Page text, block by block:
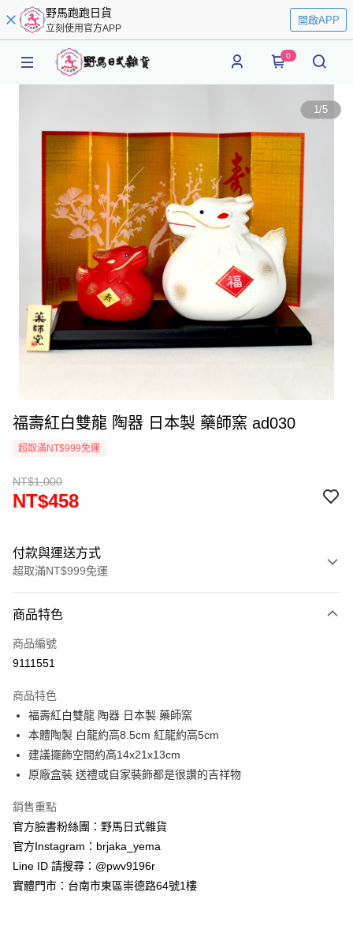
野馬跑跑日貨
立刻使用官方APP
開啟APP
0
1/5
福壽紅白雙龍 陶器 日本製 藥師窯 ad030
超取滿NT$999免運
NT$1,000
NT$458
付款與運送方式
超取滿NT$999免運
信用卡一次付款
信用卡分期付款
合作金庫商業銀行
華南商業銀行
彰化商業銀行
上海商業儲蓄銀行
台北富邦商業銀行
國泰世華商業銀行
臺灣中小企業銀行
台中商業銀行
聯邦商業銀行
元大商業銀行
台新國際商業銀行
台灣樂天信用卡公司
超商取貨付款
LINE Pay
Apple Pay
悠遊付
Google Pay
ATM付款
商品特色
商品編號
9111551
商品特色
福壽紅白雙龍 陶器 日本製 藥師窯
本體陶製 白龍約高8.5cm 紅龍約高5cm
建議擺飾空間約高14x21x13cm
原廠盒裝 送禮或自家裝飾都是很讚的吉祥物
銷售重點
官方臉書粉絲團：野馬日式雜貨
官方Instagram：brjaka_yema
Line ID 請搜尋：@pwv9196r
實體門市：台南市東區崇德路64號1樓